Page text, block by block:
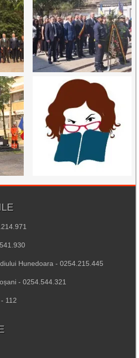
Hunedoara - 0254.215.445
- 0254.544.321
112